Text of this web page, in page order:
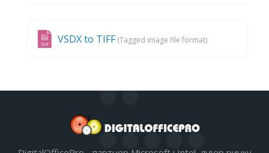
VSDX to TIFF (Tagged image file format)